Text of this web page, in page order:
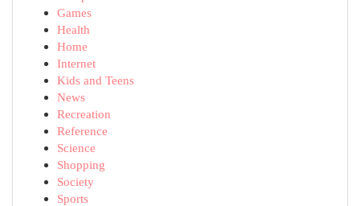
Games
Health
Home
Internet
Kids and Teens
News
Recreation
Reference
Science
Shopping
Society
Sports